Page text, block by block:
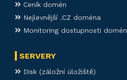
Ceník domén
Nejlevnější .CZ doména
Monitoring dostupnosti domén
SERVERY
Disk (záložní úložiště)